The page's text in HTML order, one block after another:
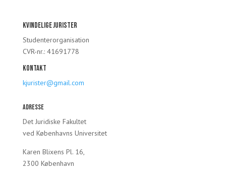
Kvindelige Jurister
Studenterorganisation
CVR-nr.: 41691778
Kontakt
kjurister@gmail.com
Adresse
Det Juridiske Fakultet
ved Københavns Universitet
Karen Blixens Pl. 16,
2300 København